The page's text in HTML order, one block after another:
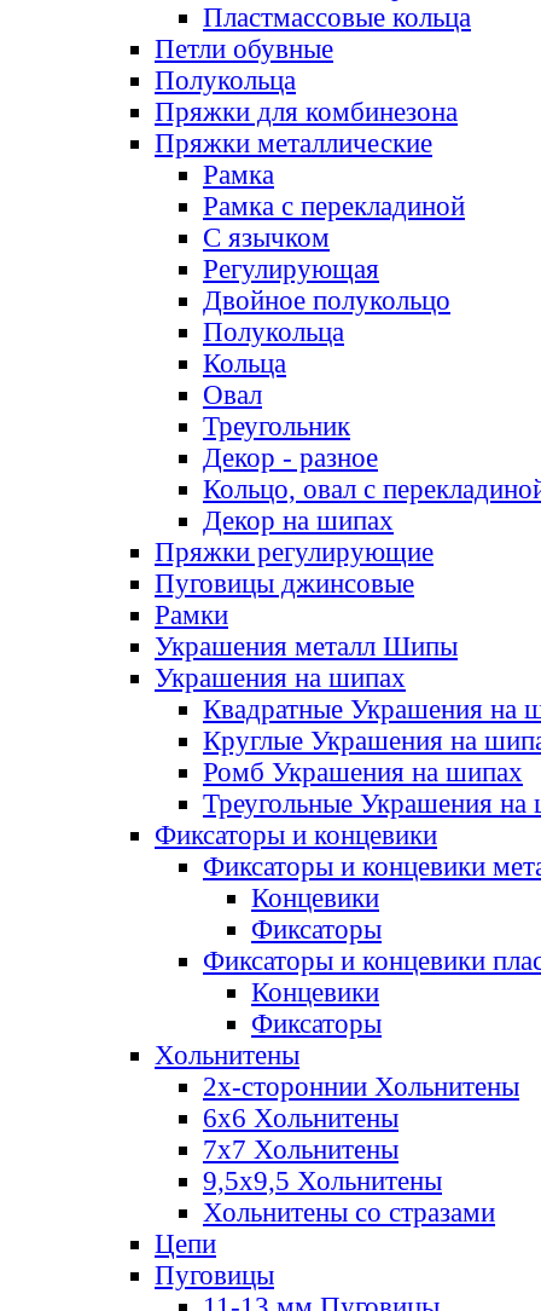
Пластмассовые кольца
Петли обувные
Полукольца
Пряжки для комбинезона
Пряжки металлические
Рамка
Рамка с перекладиной
С язычком
Регулирующая
Двойное полукольцо
Полукольца
Кольца
Овал
Треугольник
Декор - разное
Кольцо, овал с
Декор на шипах
Пряжки регулирующие
Пуговицы джинсовые
Рамки
Украшения металл Шипы
Украшения на шипах
Квадратные Украшения на
Круглые Украшения на
Ромб Украшения на шипах
Треугольные Украшения на
Фиксаторы и концевики
Фиксаторы и концевики
Концевики
Фиксаторы
Фиксаторы и концевики
Концевики
Фиксаторы
Хольнитены
2х-стороннии Хольнитены
6х6 Хольнитены
7х7 Хольнитены
9,5х9,5 Хольнитены
Хольнитены со стразами
Цепи
Пуговицы